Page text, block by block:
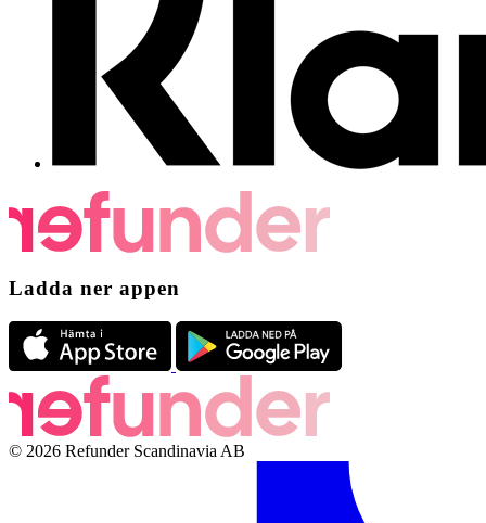
Ladda ner appen
© 2026 Refunder Scandinavia AB